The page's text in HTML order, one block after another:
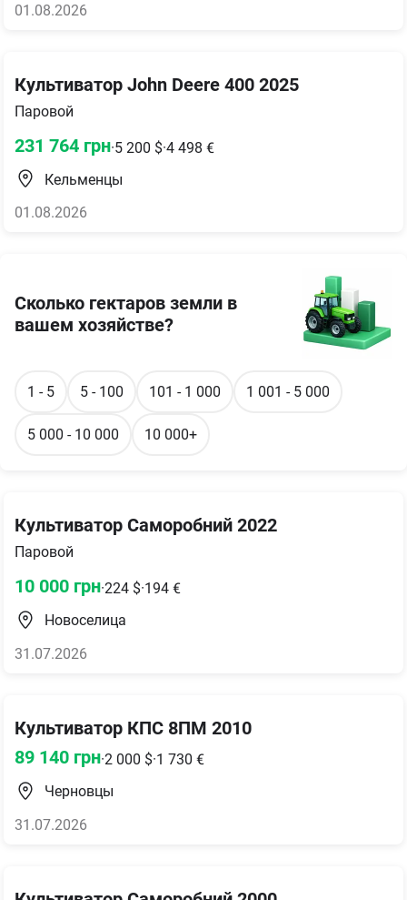
01.08.2026
Культиватор John Deere 400 2025
Паровой
231 764 грн·5 200 $·4 498 €
Кельменцы
01.08.2026
Культиватор Саморобний 2022
Паровой
10 000 грн·224 $·194 €
Новоселица
31.07.2026
Культиватор КПС 8ПМ 2010
89 140 грн·2 000 $·1 730 €
Черновцы
31.07.2026
Сколько гектаров земли в
вашем хозяйстве?
1 - 5 5 - 100 101 - 1 000 1 001 - 5 000
5 000 - 10 000 10 000+